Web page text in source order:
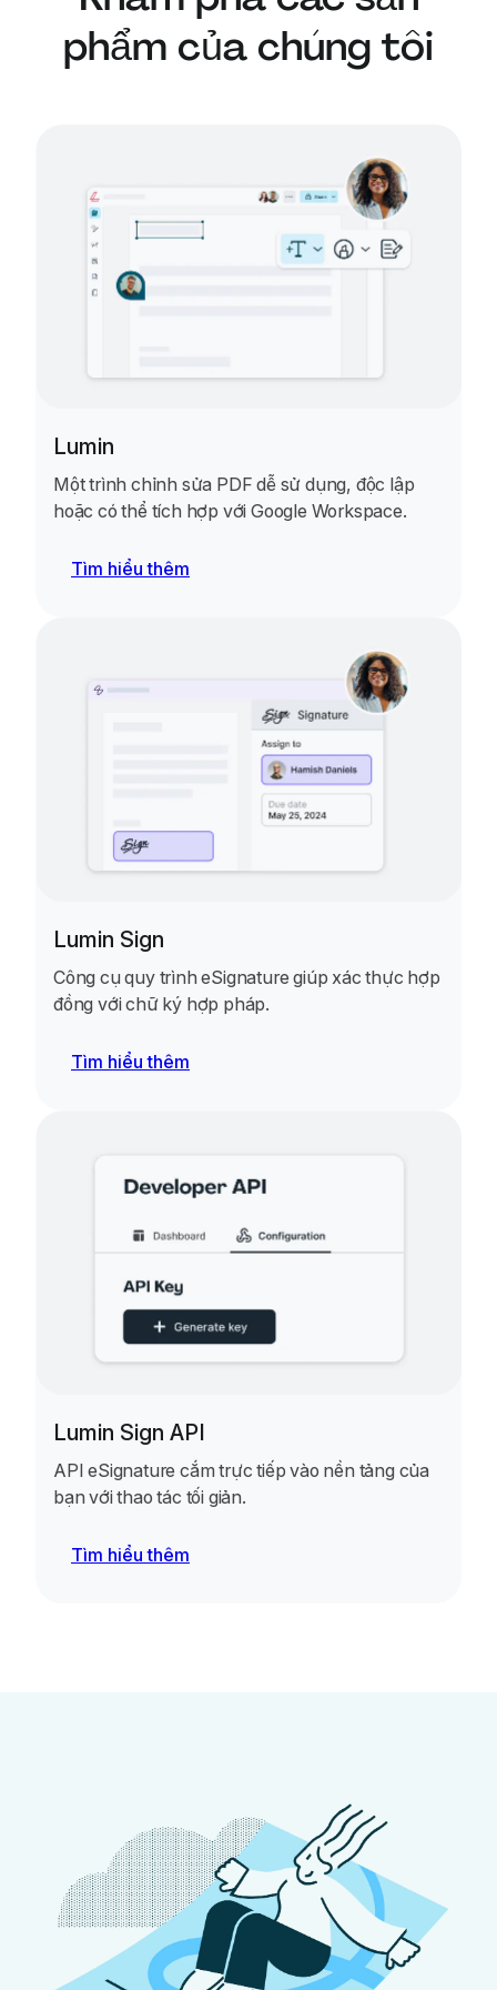
phẩm của chúng tôi
Lumin
Một trình chỉnh sửa PDF dễ sử dụng, độc lập
hoặc có thể tích hợp với Google Workspace.
Tìm hiểu thêm
Lumin Sign
Công cụ quy trình eSignature giúp xác thực hợp
đồng với chữ ký hợp pháp.
Tìm hiểu thêm
Lumin Sign API
API eSignature cắm trực tiếp vào nền tảng của
bạn với thao tác tối giản.
Tìm hiểu thêm